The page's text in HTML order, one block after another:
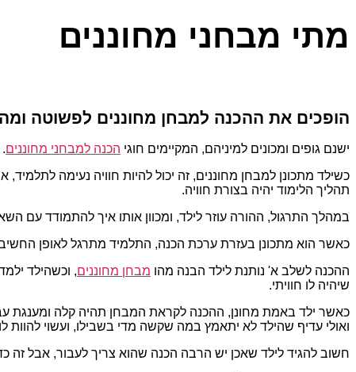
מתי מבחני מחוננים
הופכים את ההכנה למבחן מחוננים לפשוטה
ישנם גופים ומכונים למיניהם, המקיימים חוגי הכנה למבחני מחוננים
כשילד מתכונן למבחן מחוננים, זה יכול להיות חוויה נעימה
תהליך הלימוד יהיה בצורת חוויה.
במהלך התרגול, ההורה עוזר לילד, ומכוון אותו איך להתמודד עם
כאשר הוא מתכונן בעזרת ערכת הכנה, התלמיד מתרגל לאופן
ההכנה לשלב א' נותנת לילד הבנה מהו מבחן מחוננים, וכשהילד
שיהיה לו חוויתי.
כאשר ילד באמת מחונן, ההכנה לקראת המבחן תהיה קלה ומענגת
ואולי עדיף שהילד לא יתאמץ במה שקשה מדי בשבילו, ועשוי להוות
חשוב להגיד לילד שאכן יש הרבה הכנה שהוא צריך לעבור, אבל זה